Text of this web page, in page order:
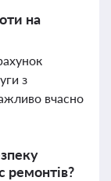
на
з
вчасно
ремонтів?